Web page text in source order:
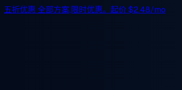
五折优惠 全部方案,限时优惠。起价$2.48/mo